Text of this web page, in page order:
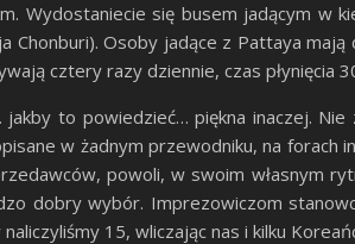
Wydostaniecie się busem jadącym w
Chonburi). Osoby jadące z Pattaya
cztery razy dziennie, czas płynięcia
to powiedzieć… piękna inaczej.
w żadnym przewodniku, na forach
powoli, w swoim własnym
dobry wybór. Imprezowiczom
15, wliczając nas i kilku